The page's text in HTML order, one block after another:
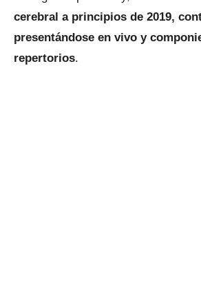
cerebral a principios de 2019,
presentándose en vivo y
repertorios.